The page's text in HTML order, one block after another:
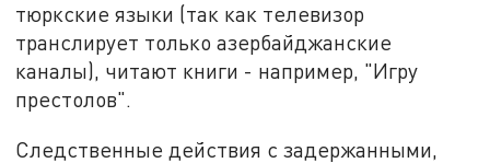
тюркские языки (так как телевизор
транслирует только азербайджанские
каналы), читают книги - например, "Игру
престолов".
Следственные действия с задержанными,